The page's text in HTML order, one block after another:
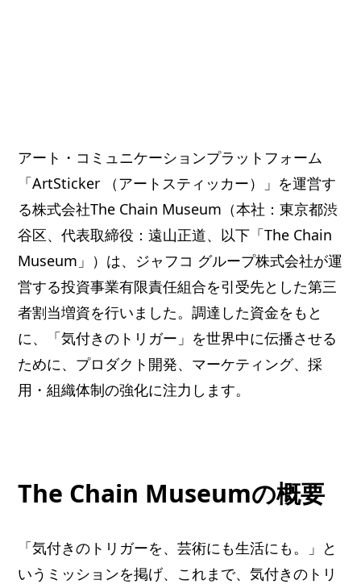
アート・コミュニケーションプラットフォーム
「ArtSticker （アートスティッカー）」を運営す
る株式会社The Chain Museum（本社：東京都渋
谷区、代表取締役：遠山正道、以下「The Chain
Museum」）は、ジャフコ グループ株式会社が運
営する投資事業有限責任組合を引受先とした第三
者割当増資を行いました。調達した資金をもと
に、「気付きのトリガー」を世界中に伝播させる
ために、プロダクト開発、マーケティング、採
用・組織体制の強化に注力します。
The Chain Museumの概要
「気付きのトリガーを、芸術にも生活にも。」と
いうミッションを掲げ、これまで、気付きのトリ